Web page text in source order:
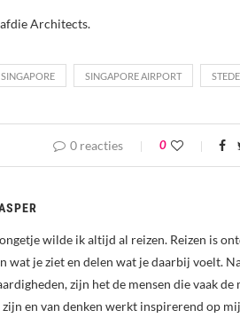
Architects.
SINGAPORE SINGAPORE AIRPORT
0 reacties 0
wilde ik altijd al reizen. Reizen is
wat je ziet en delen wat je daarbij voelt.
zijn het de mensen die vaak
zijn en van denken werkt inspirerend op